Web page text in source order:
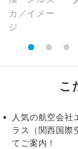
こ
人気の航空会社
ラス（関西国
てご案内！
トラベルイヤ
1名様催行